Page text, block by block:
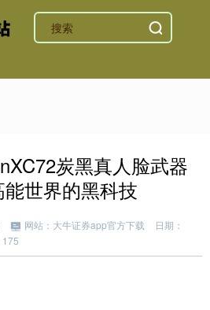
炭黑真人脸武器
世界的黑科技
网站：大牛证券app官方下载
日期：
175